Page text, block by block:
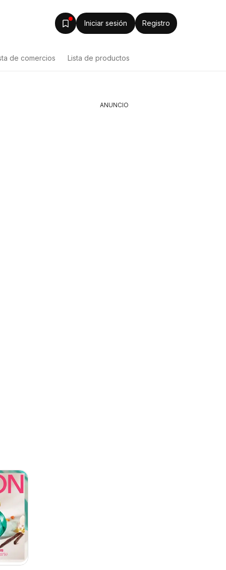
Iniciar sesión Registro
de comercios Lista de productos
ANUNCIO